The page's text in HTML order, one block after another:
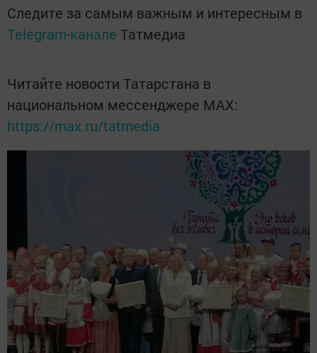
Следите за самым важным и интересным в
Telegram-канале Татмедиа
Читайте новости Татарстана в
национальном мессенджере MАХ:
https://max.ru/tatmedia